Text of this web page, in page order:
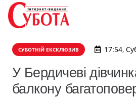
СУБОТНІЙ ЕКСКЛЮЗИВ 17:54,
У Бердичеві
балкону